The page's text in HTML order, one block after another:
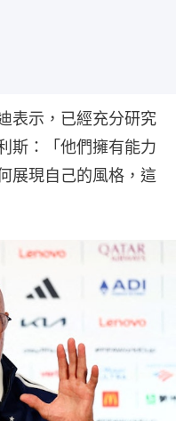
斯：「他們擁有能力
展現自己的風格，這